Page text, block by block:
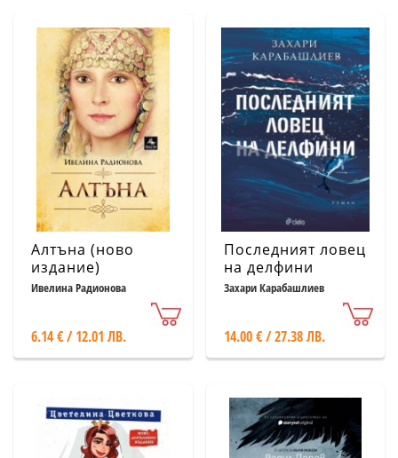
Алтъна (ново
издание)
Ивелина Радионова
6.14 € / 12.01 ЛВ.
Последният ловец
на делфини
Захари Карабашлиев
14.00 € / 27.38 ЛВ.